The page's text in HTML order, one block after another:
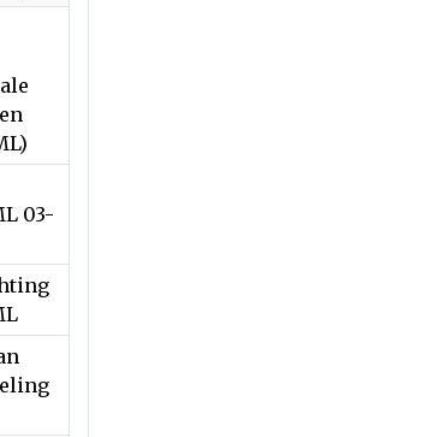
03-